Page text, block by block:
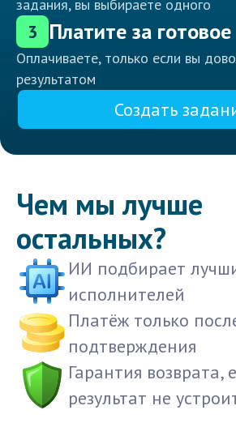
задания, вы выбираете одного
3 Платите за готовое
Оплачиваете, только если вы
результатом
Создать
Чем мы лучше
остальных?
ИИ подбирает
исполнителей
Платёж только
подтверждения
Гарантия возврата,
результат не